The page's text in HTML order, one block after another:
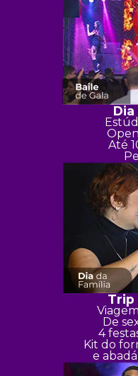
Dia
Até
Trip
De
4
Kit do
e